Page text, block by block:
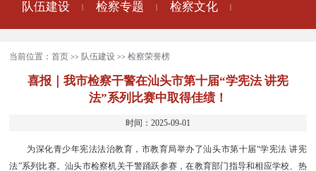
队伍建设
检察专题 检察文化
当前位置：首页 >> 队伍建设 >>检察荣誉榜
喜报｜我市检察干警在汕头市第十届“学宪法 讲宪
法”系列比赛中取得佳绩！
时间：2025-09-01
为深化青少年宪法法治教育，市教育局举办了汕头市第十届“学宪法 讲宪
法”系列比赛。汕头市检察机关干警踊跃参赛，在教育部门指导和相应学校、热